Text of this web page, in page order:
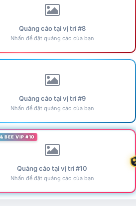
Quảng cáo tại vị trí #8
Nhấn để đặt quảng cáo của bạn
Quảng cáo tại vị trí #9
Nhấn để đặt quảng cáo của bạn
BEE VIP #10
Quảng cáo tại vị trí #10
Nhấn để đặt quảng cáo của bạn